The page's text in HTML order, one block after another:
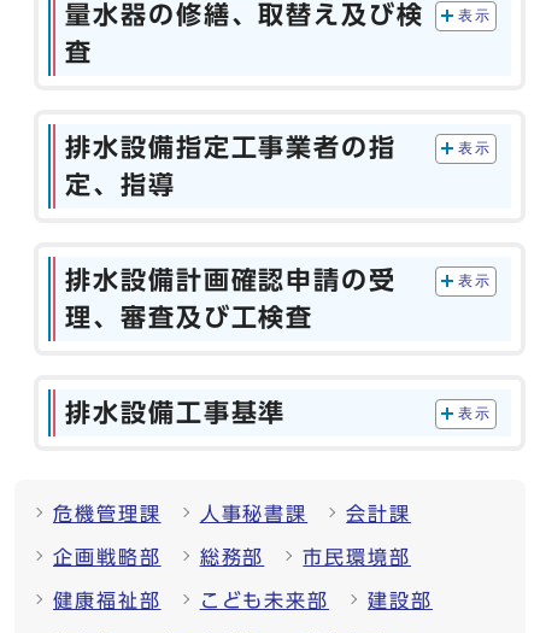
量水器の修繕、取替え及び検
査
表示
排水設備指定工事業者の指
定、指導
表示
排水設備計画確認申請の受
理、審査及び工検査
表示
排水設備工事基準 表示
危機管理課 人事秘書課 会計課
企画戦略部 総務部 市民環境部
健康福祉部 こども未来部 建設部